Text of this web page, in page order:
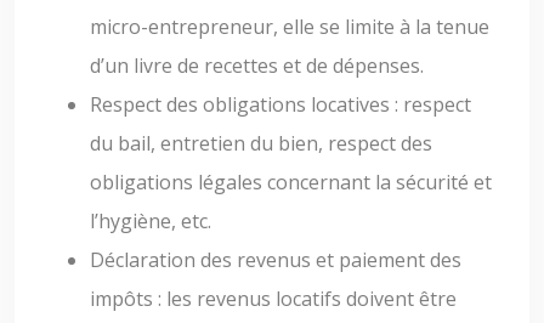
micro-entrepreneur, elle se limite à la tenue
d’un livre de recettes et de dépenses.
Respect des obligations locatives : respect
du bail, entretien du bien, respect des
obligations légales concernant la sécurité et
l’hygiène, etc.
Déclaration des revenus et paiement des
impôts : les revenus locatifs doivent être